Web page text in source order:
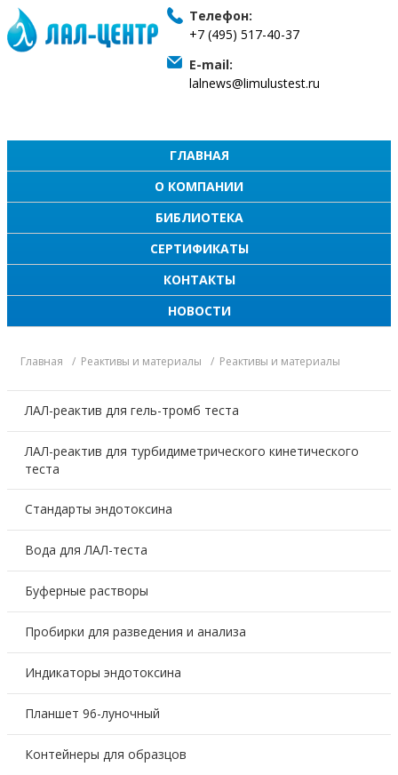
Телефон:
+7 (495) 517-40-37
E-mail:
lalnews@limulustest.ru
ГЛАВНАЯ
О КОМПАНИИ
БИБЛИОТЕКА
СЕРТИФИКАТЫ
КОНТАКТЫ
НОВОСТИ
Главная Реактивы и материалы Реактивы и материалы
ЛАЛ-реактив для гель-тромб теста
ЛАЛ-реактив для турбидиметрического кинетического
теста
Стандарты эндотоксина
Вода для ЛАЛ-теста
Буферные растворы
Пробирки для разведения и анализа
Индикаторы эндотоксина
Планшет 96-луночный
Контейнеры для образцов